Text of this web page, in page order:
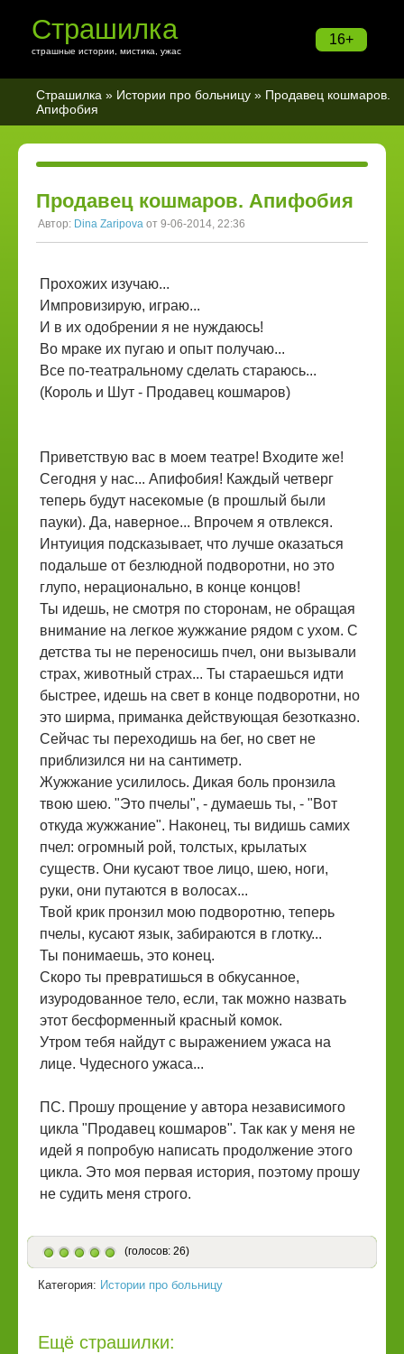
16+
Страшилка
страшные истории, мистика, ужас
Страшилка » Истории про больницу » Продавец кошмаров.
Апифобия
Продавец кошмаров. Апифобия
Автор: Dina Zaripova от 9-06-2014, 22:36
Прохожих изучаю...
Импровизирую, играю...
И в их одобрении я не нуждаюсь!
Во мраке их пугаю и опыт получаю...
Все по-театральному сделать стараюсь...
(Король и Шут - Продавец кошмаров)
Приветствую вас в моем театре! Входите же!
Сегодня у нас... Апифобия! Каждый четверг
теперь будут насекомые (в прошлый были
пауки). Да, наверное... Впрочем я отвлекся.
Интуиция подсказывает, что лучше оказаться
подальше от безлюдной подворотни, но это
глупо, нерационально, в конце концов!
Ты идешь, не смотря по сторонам, не обращая
внимание на легкое жужжание рядом с ухом. С
детства ты не переносишь пчел, они вызывали
страх, животный страх... Ты стараешься идти
быстрее, идешь на свет в конце подворотни, но
это ширма, приманка действующая безотказно.
Сейчас ты переходишь на бег, но свет не
приблизился ни на сантиметр.
Жужжание усилилось. Дикая боль пронзила
твою шею. "Это пчелы", - думаешь ты, - "Вот
откуда жужжание". Наконец, ты видишь самих
пчел: огромный рой, толстых, крылатых
существ. Они кусают твое лицо, шею, ноги,
руки, они путаются в волосах...
Твой крик пронзил мою подворотню, теперь
пчелы, кусают язык, забираются в глотку...
Ты понимаешь, это конец.
Скоро ты превратишься в обкусанное,
изуродованное тело, если, так можно назвать
этот бесформенный красный комок.
Утром тебя найдут с выражением ужаса на
лице. Чудесного ужаса...
ПС. Прошу прощение у автора независимого
цикла "Продавец кошмаров". Так как у меня не
идей я попробую написать продолжение этого
цикла. Это моя первая история, поэтому прошу
не судить меня строго.
(голосов: 26)
Категория: Истории про больницу
Ещё страшилки: